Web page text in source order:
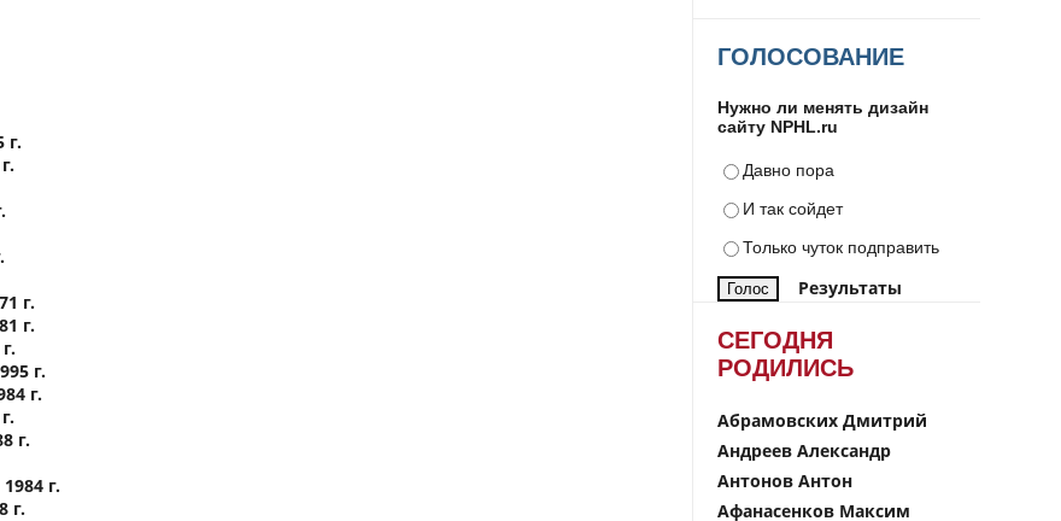
г.
г.
г.
г.
г.
г.
г.
г.
ГОЛОСОВАНИЕ
Нужно ли менять дизайн
сайту NPHL.ru
Давно пора
И так сойдет
Только чуток подправить
Результаты
СЕГОДНЯ
РОДИЛИСЬ
Абрамовских Дмитрий
Андреев Александр
Антонов Антон
Афанасенков Максим